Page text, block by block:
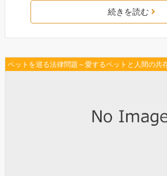
続きを読む
ペットを巡る法律問題～愛するペットと人間の共